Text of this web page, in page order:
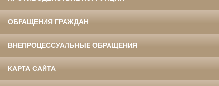
ОБРАЩЕНИЯ ГРАЖДАН
ВНЕПРОЦЕССУАЛЬНЫЕ ОБРАЩЕНИЯ
КАРТА САЙТА